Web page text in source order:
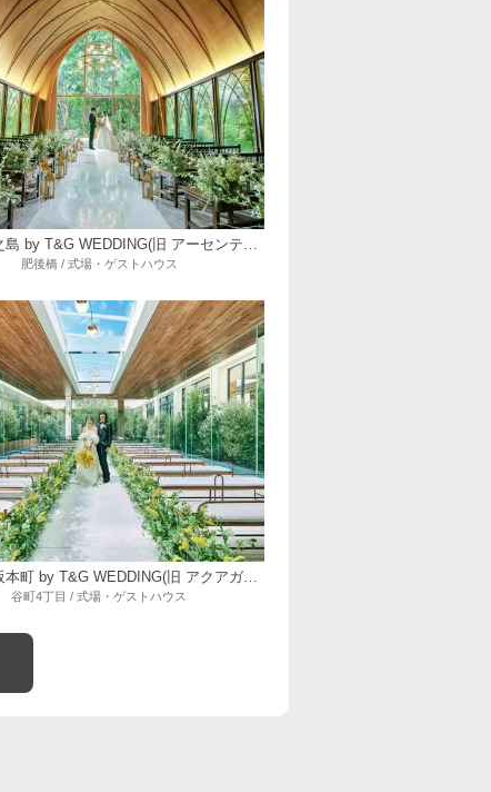
肥後橋 / 式場・ゲストハウス
ニーズ大阪本町 by T&G WEDDING(旧 アクアガーデンテラス 大阪)
谷町4丁目 / 式場・ゲストハウス